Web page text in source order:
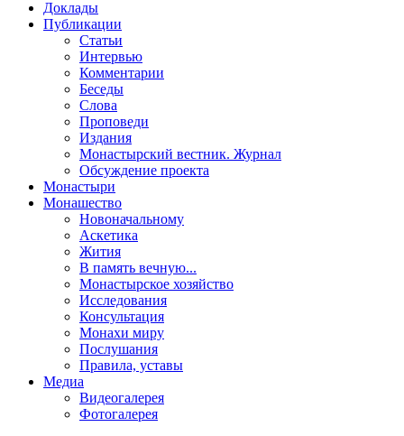
Доклады
Публикации
Статьи
Интервью
Комментарии
Беседы
Слова
Проповеди
Издания
Монастырский вестник. Журнал
Обсуждение проекта
Монастыри
Монашество
Новоначальному
Аскетика
Жития
В память вечную...
Монастырское хозяйство
Исследования
Консультация
Монахи миру
Послушания
Правила, уставы
Медиа
Видеогалерея
Фотогалерея